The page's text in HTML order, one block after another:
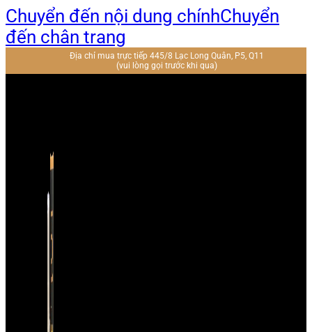
Chuyển đến nội dung chínhChuyển
đến chân trang
Địa chỉ mua trực tiếp 445/8 Lạc Long Quân, P5, Q11
(vui lòng gọi trước khi qua)